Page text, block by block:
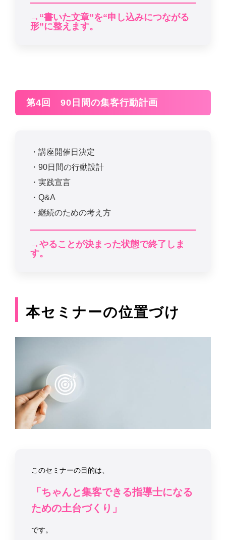
→“書いた文章”を“申し込みにつながる
形”に整えます。
第4回 90日間の集客行動計画
・講座開催日決定
・90日間の行動設計
・実践宣言
・Q&A
・継続のための考え方
→やることが決まった状態で終了しま
す。
本セミナーの位置づけ
このセミナーの目的は、
「ちゃんと集客できる指導士になる
ための土台づくり」
です。